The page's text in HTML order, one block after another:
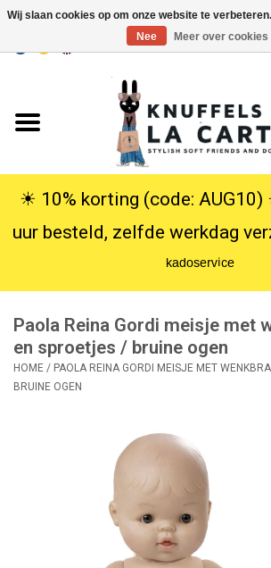
USD
Knuffels
Poppen
SALE
Cadeauservice
info
☀︎ 10% korting (code:
uur besteld, zelfde werkdag
ᵏᵃᵈᵒˢᵉʳᵛⁱᶜᵉ
Paola Reina Gordi meisje met
en sproetjes / bruine ogen
HOME / PAOLA REINA GORDI MEISJE MET
BRUINE OGEN
Wij slaan cookies op om onze website te
Nee
Meer over cookies